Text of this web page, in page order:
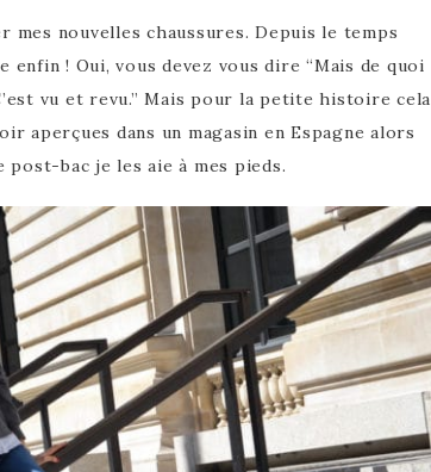
mes nouvelles chaussures. Depuis le temps
enfin ! Oui, vous devez vous dire “Mais de quoi
vu et revu.” Mais pour la petite histoire cela
aperçues dans un magasin en Espagne alors
post-bac je les aie à mes pieds.